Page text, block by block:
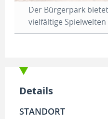
Der Bürgerpark
vielfältige Spielwelten
Details
STANDORT